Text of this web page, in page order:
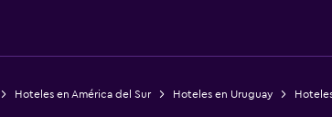
Hoteles en América del Sur Hoteles en Uruguay